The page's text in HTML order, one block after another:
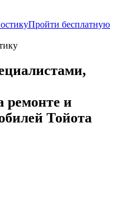
Пройти бесплатную
ремонте и
Тойота